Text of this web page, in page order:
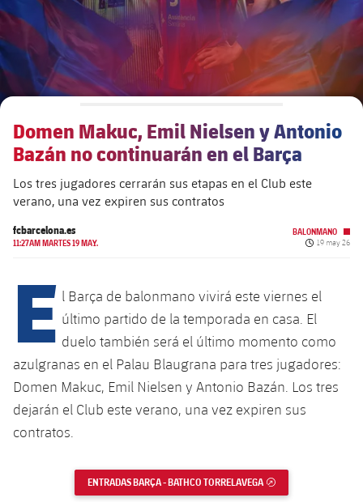
Junta Directiva
Estructura ejecutiva
chevron-right
label.aria.chevronright
Órganos
Documents
Comisiones y órganos
plusicon
más
Barça Academy
Más que un club
Masia 360
La Masia
plusicon
más
Década a década
Centro de documentación
plusicon
más
Instalaciones
Palau Blaugrana
Domen Makuc, Emil Nielsen y Antonio
Bazán no continuarán en el Barça
Los tres jugadores cerrarán sus etapas en el Club este
verano, una vez expiren sus contratos
fcbarcelona.es
11:27AM MARTES 19 MAY.
BALONMANO
Fecha de
19 may 26
E l Barça de balonmano vivirá este viernes el
último partido de la temporada en casa. El
duelo también será el último momento como
azulgranas en el Palau Blaugrana para tres jugadores:
Domen Makuc, Emil Nielsen y Antonio Bazán. Los tres
dejarán el Club este verano, una vez expiren sus
contratos.
ENTRADAS BARÇA - BATHCO TORRELAVEGA